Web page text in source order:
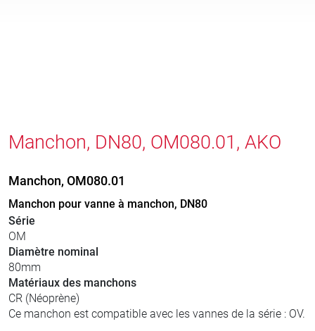
Manchon, DN80, OM080.01, AKO
Manchon, OM080.01
Manchon pour vanne à manchon, DN80
Série
OM
Diamètre nominal
80mm
Matériaux des manchons
CR (Néoprène)
Ce manchon est compatible avec les vannes de la série : OV.